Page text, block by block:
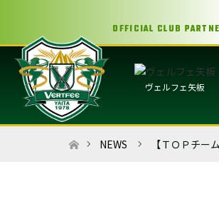
OFFICIAL CLUB
ヴェルフェ矢板
ホームNEWS 【ＴＯＰチー